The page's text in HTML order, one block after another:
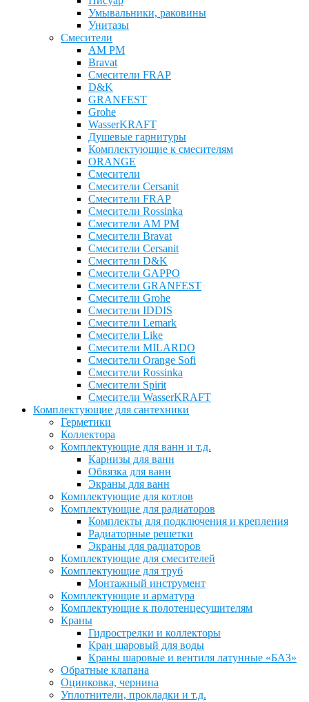
Умывальники, раковины
Унитазы
Смесители
AM PM
Bravat
Cмесители FRAP
D&K
GRANFEST
Grohe
WasserKRAFT
Душевые гарнитуры
Комплектующие к смесителям
ОRANGE
Смесители
Смесители Cersanit
Смесители FRAP
Смесители Rossinka
Смесители AM PM
Смесители Bravat
Смесители Cersanit
Смесители D&K
Смесители GAPPO
Смесители GRANFEST
Смесители Grohe
Смесители IDDIS
Смесители Lemark
Смесители Like
Смесители MILARDO
Смесители Orange Sofi
Смесители Rossinka
Смесители Spirit
Смесители WasserKRAFT
Комплектующие для сантехники
Герметики
Коллектора
Комплектующие для ванн и т.д.
Карнизы для ванн
Обвязка для ванн
Экраны для ванн
Комплектующие для котлов
Комплектующие для радиаторов
Комплекты для подключения и крепления
Радиаторные решетки
Экраны для радиаторов
Комплектующие для смесителей
Комплектующие для труб
Монтажный инструмент
Комплектующие и арматура
Комплектующие к полотенцесушителям
Краны
Гидрострелки и коллекторы
Кран шаровый для воды
Краны шаровые и вентиля латунные «БАЗ»
Обратные клапана
Оцинковка, чернина
Уплотнители, прокладки и т.д.